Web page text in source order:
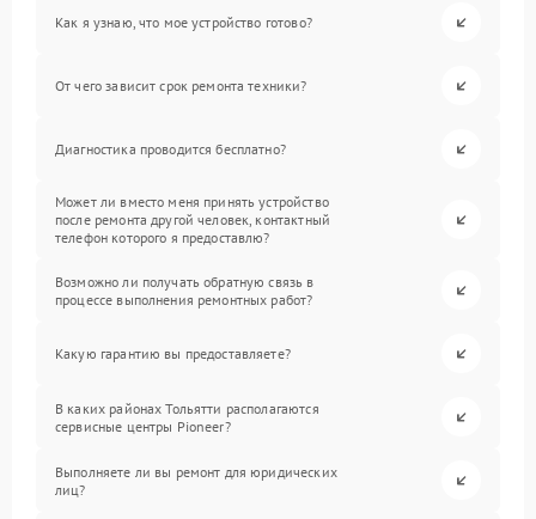
Как я узнаю, что мое устройство готово?
От чего зависит срок ремонта техники?
Диагностика проводится бесплатно?
Может ли вместо меня принять устройство
после ремонта другой человек, контактный
телефон которого я предоставлю?
Возможно ли получать обратную связь в
процессе выполнения ремонтных работ?
Какую гарантию вы предоставляете?
В каких районах Тольятти располагаются
сервисные центры Pioneer?
Выполняете ли вы ремонт для юридических
лиц?